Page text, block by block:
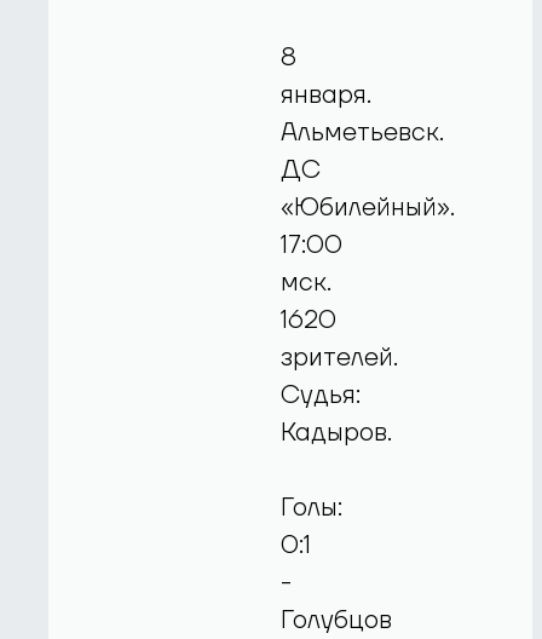
8
января.
Альметьевск.
ДС
«Юбилейный».
17:00
мск.
1620
зрителей.
Судья:
Кадыров.
Голы:
0:1
-
Голубцов